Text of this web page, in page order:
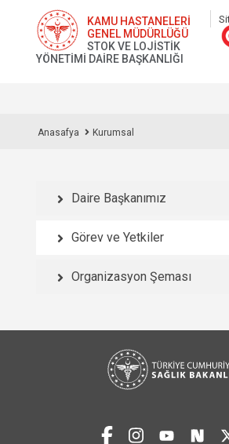
KAMU HASTANELERİ
GENEL MÜDÜRLÜĞÜ
STOK VE LOJİSTİK
YÖNETİMİ DAİRE BAŞKANLIĞI
Anasafya Kurumsal
Daire Başkanımız
Görev ve Yetkiler
Organizasyon Şeması